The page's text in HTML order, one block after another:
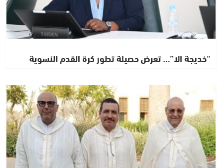
“خديجة الا”… تعرض حصيلة تطور كرة القدم النسوية
اشطاري